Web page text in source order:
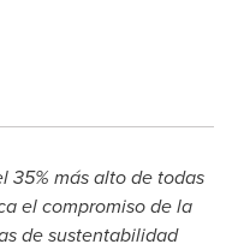
35% más alto de todas
el compromiso de la
de sustentabilidad